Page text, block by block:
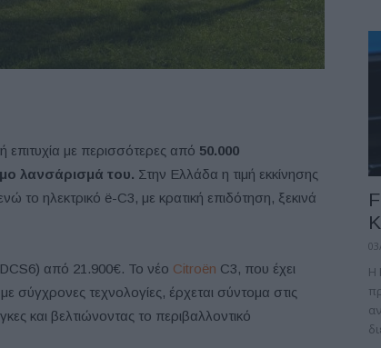
επιτυχία με περισσότερες από 50.000
λανσάρισμά του. Στην Ελλάδα η τιμή εκκίνησης
το ηλεκτρικό ë-C3, με κρατική επιδότηση, ξεκινά
από 21.900€. Το νέο Citroën C3, που έχει
σύγχρονες τεχνολογίες, έρχεται σύντομα στις
και βελτιώνοντας το περιβαλλοντικό
Η